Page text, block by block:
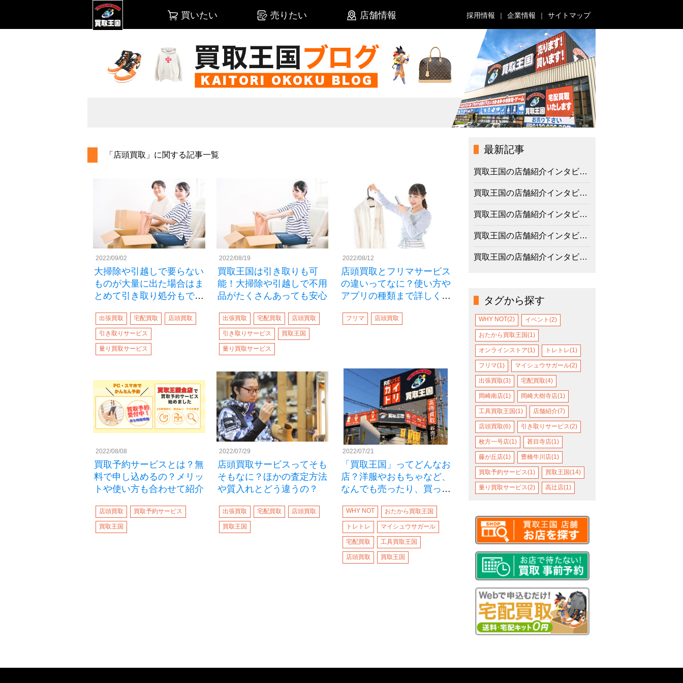
買いたい 売りたい 店舗情報 採用情報 企業情報 サイトマップ
「店頭買取」に関する記事一覧
2022/09/02
大掃除や引越しで要らない
ものが大量に出た場合はま
とめて引き取り処分もでき
出張買取 宅配買取 店頭買取
引き取りサービス
量り買取サービス
2022/08/19
買取王国は引き取りも可
能！大掃除や引越しで不用
品がたくさんあっても安心
出張買取 宅配買取 店頭買取
引き取りサービス 買取王国
量り買取サービス
2022/08/12
店頭買取とフリマサービス
の違いってなに？使い方や
アプリの種類まで詳しく紹
フリマ 店頭買取
2022/08/08
買取予約サービスとは？無
料で申し込めるの？メリッ
トや使い方も合わせて紹介
店頭買取 買取予約サービス
買取王国
2022/07/29
店頭買取サービスってそも
そもなに？ほかの査定方法
や質入れとどう違うの？
出張買取 宅配買取 店頭買取
買取王国
2022/07/21
「買取王国」ってどんなお
店？洋服やおもちゃなど、
なんでも売ったり、買った
WHY NOT おたから買取王国
トレトレ マイシュウサガール
宅配買取 工具買取王国
店頭買取 買取王国
最新記事
買取王国の店舗紹介インタビュー 枚方一号店の特徴、スタッフの想い
買取王国の店舗紹介インタビュー 豊橋牛川店の特徴、スタッフの想い
買取王国の店舗紹介インタビュー 岡崎南店の特徴、スタッフの想い
買取王国の店舗紹介インタビュー 岡崎大樹寺店の特徴、スタッフの想い
買取王国の店舗紹介インタビュー 甚目寺店の特徴、スタッフの想い
タグから探す
WHY NOT(2) イベント(2)
おたから買取王国(1)
オンラインストア(1) トレトレ(1)
フリマ(1) マイシュウサガール(2)
出張買取(3) 宅配買取(4)
岡崎南店(1) 岡崎大樹寺店(1)
工具買取王国(1) 店舗紹介(7)
店頭買取(6) 引き取りサービス(2)
枚方一号店(1) 甚目寺店(1)
藤が丘店(1) 豊橋牛川店(1)
買取予約サービス(1) 買取王国(14)
量り買取サービス(2) 高辻店(1)